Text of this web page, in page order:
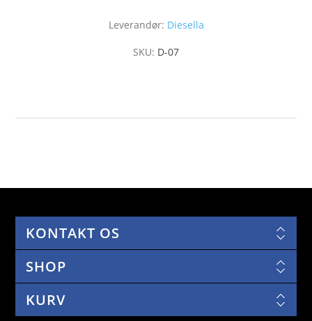
Leverandør: Diesella
SKU: D-07
KONTAKT OS
SHOP
KURV